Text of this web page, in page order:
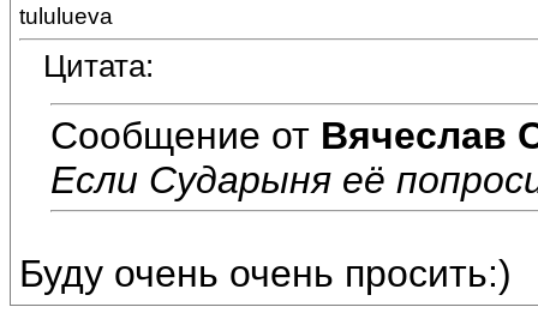
tululueva
Цитата:
Сообщение от Вячеслав
Если Сударыня её
Буду очень очень просить:)